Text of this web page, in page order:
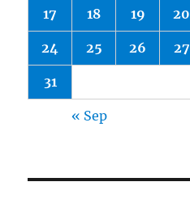
17 18 19 20
24 25 26 27
31
« Sep